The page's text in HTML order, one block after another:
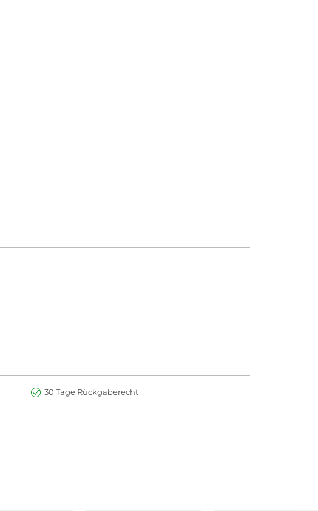
30 Tage Rückgaberecht